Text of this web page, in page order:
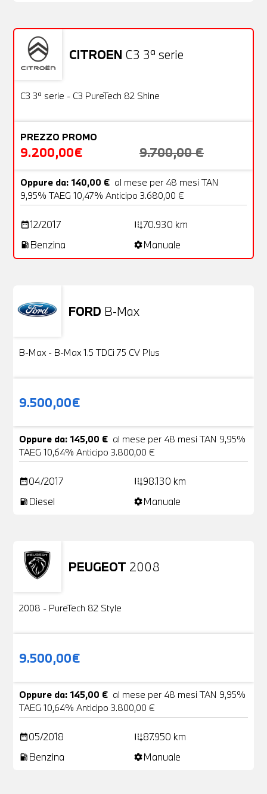
CITROEN C3 3ª serie
OFFERTA
Usato
C3 3ª serie - C3 PureTech 82 Shine
PREZZO PROMO
9.200,00€ 9.700,00 €
Oppure da: 140,00 € al mese per 48 mesi TAN
9,95% TAEG 10,47% Anticipo 3.680,00 €
date_range12/2017 add_road70.930 km
local_gas_station Benzina settingsManuale
FORD B-Max
B-Max - B-Max 1.5 TDCi 75 CV Plus
9.500,00€
Oppure da: 145,00 € al mese per 48 mesi TAN 9,95%
TAEG 10,64% Anticipo 3.800,00 €
date_range04/2017 add_road98.130 km
local_gas_station Diesel settingsManuale
PEUGEOT 2008
Usato
2008 - PureTech 82 Style
9.500,00€
Oppure da: 145,00 € al mese per 48 mesi TAN 9,95%
TAEG 10,64% Anticipo 3.800,00 €
date_range05/2018 add_road87.950 km
local_gas_station Benzina settingsManuale